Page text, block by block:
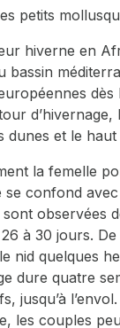
petits
hiverne en
d’hivernage,
dunes et le haut
la femelle
se confond
observées
à 30 jours.
nid quelques
dure quatre
jusqu’à
les couples